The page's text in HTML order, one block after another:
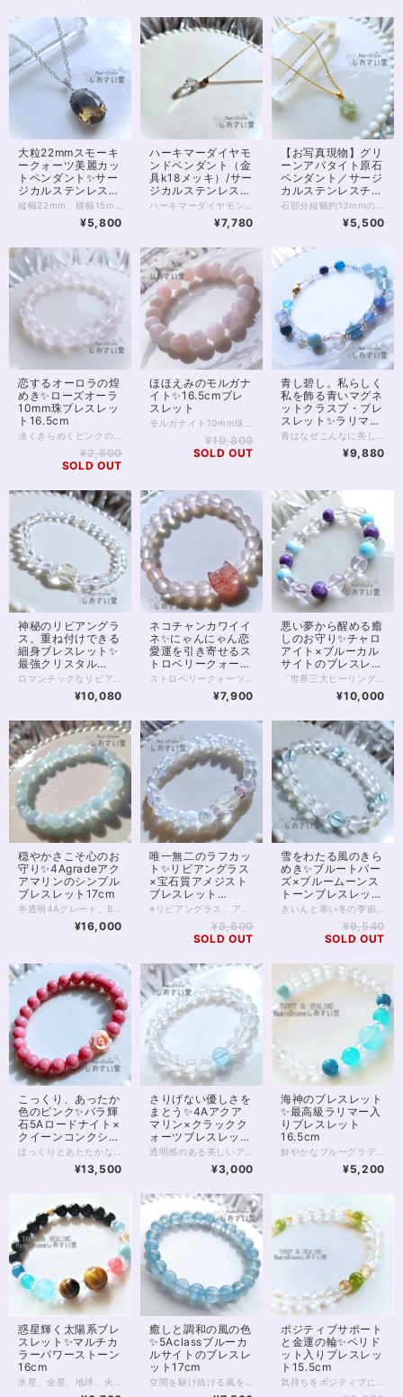
大粒22mmスモーキ
ークォーツ美麗カッ
トペンダント✨サー
ジカルステンレスチ
ェーン50cm・マグ
¥5,800
ハーキマーダイヤモ
ンドペンダント（金
具k18メッキ）/サー
ジカルステンレスチ
ェーン（k18メッ
¥7,780
【お写真現物】グリ
ーンアパタイト原石
ペンダント／サージ
カルステンレスチェ
ーン使用
¥5,500
恋するオーロラの煌
めき✨ローズオーラ
10mm珠ブレスレッ
ト16.5cm
¥2,800
SOLD OUT
ほほえみのモルガナ
イト✨16.5cmブレ
スレット
¥10,800
SOLD OUT
青し碧し。私らしく
私を飾る青いマグネ
ットクラスプ・ブレ
スレット✨ラリマー
他17cm
¥9,880
神秘のリビアングラ
ス。重ね付けできる
細身ブレスレット✨
最強クリスタル
17.5cm
¥10,080
ネコチャンカワイイ
ネ✨にゃんにゃん恋
愛運を引き寄せるス
トロベリークォーツ
ブレスレット16cm
¥7,900
悪い夢から醒める癒
しのお守り✨チャロ
アイト×ブルーカル
サイトのブレスレッ
ト15cm
¥10,000
穏やかさこそ心のお
守り✨4Agradeアク
アマリンのシンプル
ブレスレット17cm
¥16,000
唯一無二のラフカッ
ト✨リビアングラス
×宝石質アメジスト
ブレスレット
16.5cm
¥8,600
SOLD OUT
雪をわたる風のきら
めき✨ブルートパー
ズ×ブルームーンス
トーンブレスレット
17cm
¥9,540
SOLD OUT
こっくり、あったか
色のピンク✨バラ輝
石5Aロードナイト×
クイーンコンクシェ
ルブレスレット
¥13,500
さりげない優しさを
まとう✨4Aアクア
マリン×クラックク
ォーツブレスレット
15cm
¥3,000
海神のブレスレット
✨最高級ラリマー入
りブレスレット
16.5cm
¥5,200
惑星輝く太陽系ブレ
スレット✨マルチカ
ラーパワーストーン
16cm
癒しと調和の風の色
✨5Aclassブルーカ
ルサイトのブレスレ
ット17cm
ポジティブサポート
と金運の輪✨ペリド
ット入りブレスレッ
ト15.5cm